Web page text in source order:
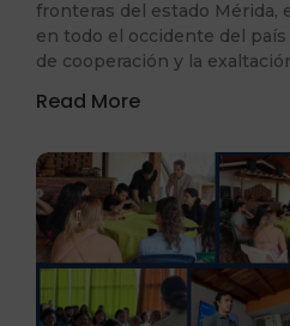
fronteras del estado Mérida,
en todo el occidente del
de cooperación y la
Read More